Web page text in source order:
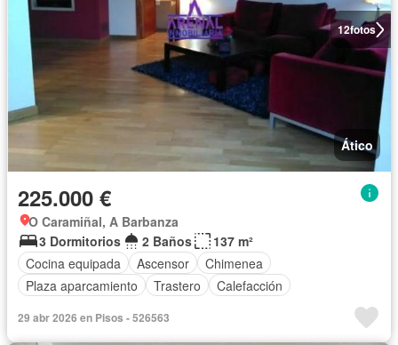
12fotos
Ático
225.000 €
O Caramiñal, A Barbanza
3 Dormitorios
2 Baños
137 m²
Cocina equipada
Ascensor
Chimenea
Plaza aparcamiento
Trastero Calefacción
29 abr 2026 en Pisos - 526563